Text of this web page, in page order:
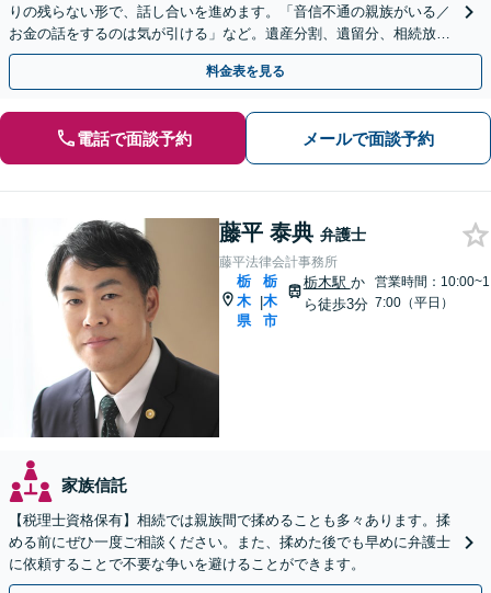
りの残らない形で、話し合いを進めます。「音信不通の親族がいる／
お金の話をするのは気が引ける」など。遺産分割、遺留分、相続放
棄、使い込みなど、お気軽にご相談ください【完全個室】
料金表を見る
電話で面談予約 メールで面談予約
藤平 泰典 弁護士
藤平法律会計事務所
栃
木
県
|
栃
木
市
栃木駅 か
ら徒歩3分
営業時間：10:00~1
7:00（平日）
家族信託
【税理士資格保有】相続では親族間で揉めることも多々あります。揉
める前にぜひ一度ご相談ください。また、揉めた後でも早めに弁護士
に依頼することで不要な争いを避けることができます。